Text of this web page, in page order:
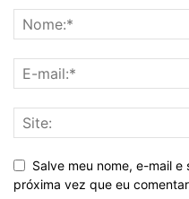
Salve meu nome, e-mail
próxima vez que eu